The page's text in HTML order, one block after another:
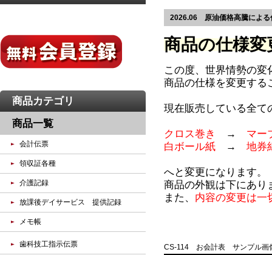
2026.06 原油価格高騰による
商品の仕様変
この度、世界情勢の
商品の仕様を変更する
現在販売している全て
クロス巻き → マー
白ボール紙 → 地券
へと変更になります。
商品の外観は下にあり
また、 内容の変更は一
CS-114 お会計表 サンプル画
商品カテゴリ
商品一覧
会計伝票
領収証各種
介護記録
放課後デイサービス 提供記録
メモ帳
歯科技工指示伝票